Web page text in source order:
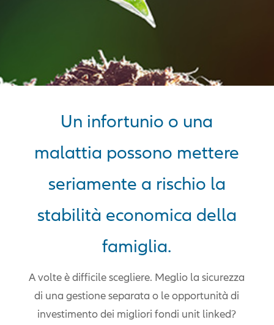
Un infortunio o una
malattia possono mettere
seriamente a rischio la
stabilità economica della
famiglia.
A volte è difficile scegliere. Meglio la sicurezza
di una gestione separata o le opportunità di
investimento dei migliori fondi unit linked?